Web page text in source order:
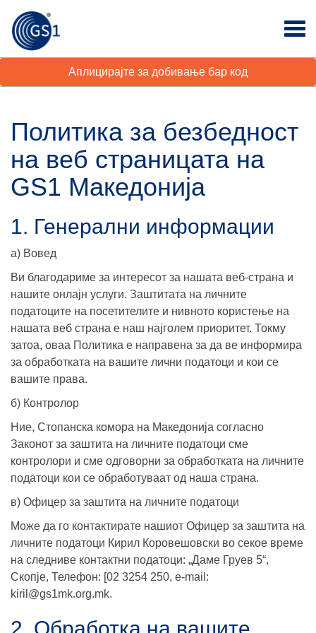
Аплицирајте за добивање бар код
Политика за безбедност
на веб страницата на
GS1 Македонија
1. Генерални информации
а) Вовед
Ви благодариме за интересот за нашата веб-страна и
нашите онлајн услуги. Заштитата на личните
податоците на посетителите и нивното користење на
нашата веб страна е наш најголем приоритет. Токму
затоа, оваа Политика е направена за да ве информира
за обработката на вашите лични податоци и кои се
вашите права.
б) Контролор
Ние, Стопанска комора на Македонија согласно
Законот за заштита на личните податоци сме
контролори и сме одговорни за обработката на личните
податоци кои се обработуваат од наша страна.
в) Офицер за заштита на личните податоци
Може да го контактирате нашиот Офицер за заштита на
личните податоци Кирил Коровешовски во секое време
на следниве контактни податоци: „Даме Груев 5“,
Скопје, Телефон: [02 3254 250, e-mail:
kiril@gs1mk.org.mk.